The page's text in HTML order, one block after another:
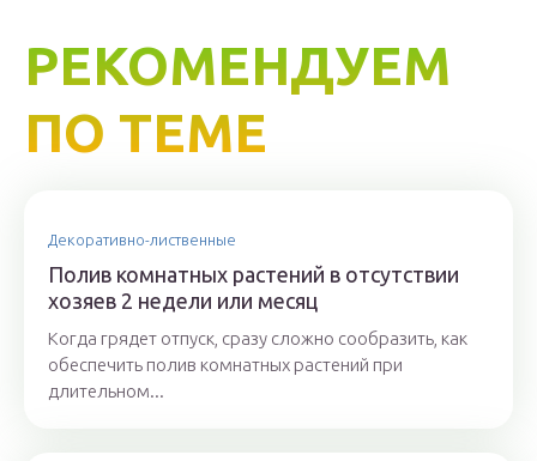
РЕКОМЕНДУЕМ
ПО ТЕМЕ
Декоративно-лиственные
Полив комнатных растений в отсутствии
хозяев 2 недели или месяц
Когда грядет отпуск, сразу сложно сообразить, как
обеспечить полив комнатных растений при
длительном...